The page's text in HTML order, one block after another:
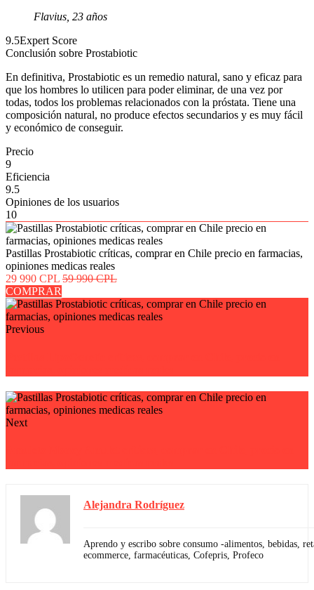
Flavius, 23 años
9.5Expert Score
Conclusión sobre Prostabiotic
En definitiva, Prostabiotic es un remedio natural, sano y eficaz para
que los hombres lo utilicen para poder eliminar, de una vez por
todas, todos los problemas relacionados con la próstata. Tiene una
composición natural, no produce efectos secundarios y es muy fácil
y económico de conseguir.
Precio
9
Eficiencia
9.5
Opiniones de los usuarios
10
Pastillas Prostabiotic críticas, comprar en Chile precio en farmacias,
opiniones medicas reales
29 990 CPL 59 990 CPL
COMPRAR
Previous
Next
Alejandra Rodríguez
Aprendo y escribo sobre consumo -alimentos, bebidas,
ecommerce, farmacéuticas, Cofepris, Profeco